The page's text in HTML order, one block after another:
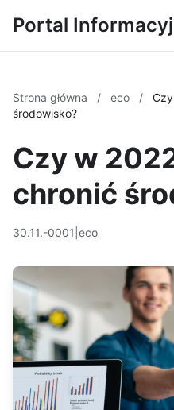
Portal
Strona główna / eco /
środowisko?
Czy w
chronić
30.11.-0001 eco